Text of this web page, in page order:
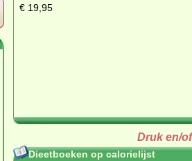
€ 19,95
Druk en/
Dieetboeken op calorielijst